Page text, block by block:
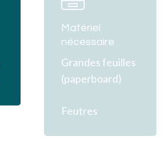
Matériel
nécessaire
Grandes feuilles
(paperboard)
Feutres